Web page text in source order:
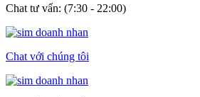
Chat tư vấn: (7:30 - 22:00)
Chat với chúng tôi